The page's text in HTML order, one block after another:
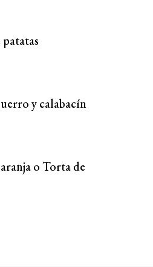
y calabacín
o Torta de